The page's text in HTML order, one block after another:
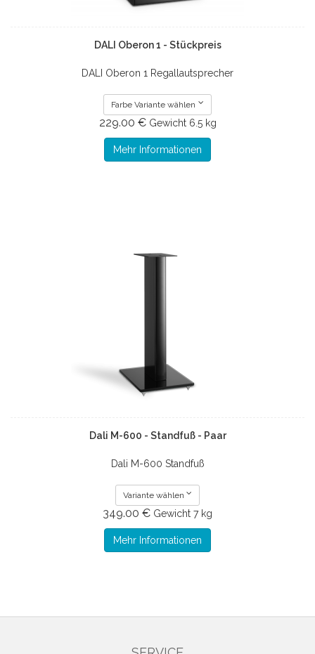
DALI Oberon 1 - Stückpreis
DALI Oberon 1 Regallautsprecher
Farbe Variante wählen
229.00 € Gewicht 6.5 kg
Mehr Informationen
Dali M-600 - Standfuß - Paar
Dali M-600 Standfuß
Variante wählen
349.00 € Gewicht 7 kg
Mehr Informationen